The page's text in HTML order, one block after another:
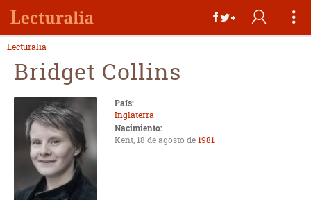
Lecturalia
Bridget Collins
País:
Inglaterra
Nacimiento:
Kent, 18 de agosto de1981